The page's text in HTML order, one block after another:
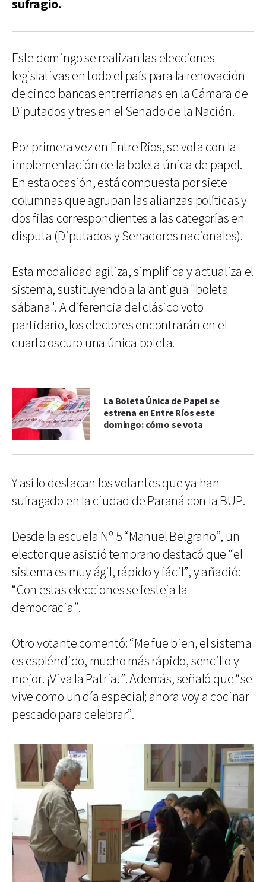
sufragio.
Este domingo se realizan las elecciones
legislativas en todo el país para la renovación
de cinco bancas entrerrianas en la Cámara de
Diputados y tres en el Senado de la Nación.
Por primera vez en Entre Ríos, se vota con la
implementación de la boleta única de papel.
En esta ocasión, está compuesta por siete
columnas que agrupan las alianzas políticas y
dos filas correspondientes a las categorías en
disputa (Diputados y Senadores nacionales).
Esta modalidad agiliza, simplifica y actualiza el
sistema, sustituyendo a la antigua "boleta
sábana". A diferencia del clásico voto
partidario, los electores encontrarán en el
cuarto oscuro una única boleta.
La Boleta Única de Papel se
estrena en Entre Ríos este
domingo: cómo se vota
Y así lo destacan los votantes que ya han
sufragado en la ciudad de Paraná con la BUP.
Desde la escuela Nº 5 “Manuel Belgrano”, un
elector que asistió temprano destacó que “el
sistema es muy ágil, rápido y fácil”, y añadió:
“Con estas elecciones se festeja la
democracia”.
Otro votante comentó: “Me fue bien, el sistema
es espléndido, mucho más rápido, sencillo y
mejor. ¡Viva la Patria!”. Además, señaló que “se
vive como un día especial; ahora voy a cocinar
pescado para celebrar”.